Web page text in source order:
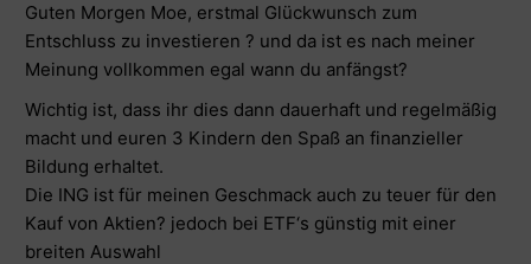
Guten Morgen Moe, erstmal Glückwunsch zum
Entschluss zu investieren ? und da ist es nach meiner
Meinung vollkommen egal wann du anfängst?
Wichtig ist, dass ihr dies dann dauerhaft und regelmäßig
macht und euren 3 Kindern den Spaß an finanzieller
Bildung erhaltet.
Die ING ist für meinen Geschmack auch zu teuer für den
Kauf von Aktien? jedoch bei ETF‘s günstig mit einer
breiten Auswahl